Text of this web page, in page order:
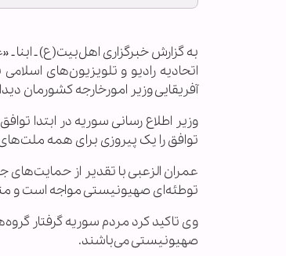
به گزارش خبرگزاری اهل‌بیت(ع) ـ
آفریقایی وزیر امورخارجه کشورمان
وزیر اطلاع رسانی سوریه در ابتدا
توافق را یک پیروزی برای همه
عمران الزعبی با تقدیر از حمایت‌های
توطئه‌ای صهیونیستی مواجه است و
وی تاکید کرد مردم سوریه گرفتار
صهیونیستی می‌باشند.